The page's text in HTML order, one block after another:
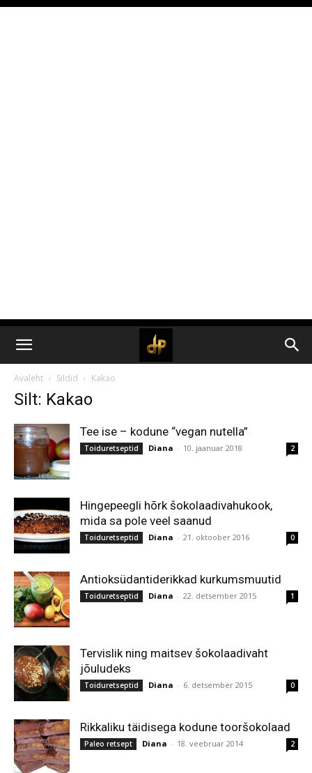
Avaleht Sildid Kakao
Silt: Kakao
Tee ise – kodune “vegan nutella”
Toiduretseptid Diana - 10. jaanuar 2018 2
Hingepeegli hõrk šokolaadivahukook,
mida sa pole veel saanud
Toiduretseptid Diana - 21. oktoober 2016 0
Antioksüdantiderikkad kurkumsmuutid
Toiduretseptid Diana - 22. detsember 2015 1
Tervislik ning maitsev šokolaadivaht
jõuludeks
Toiduretseptid Diana - 6. detsember 2015 0
Rikkaliku täidisega kodune tooršokolaad
Paleo retsept Diana - 18. veebruar 2014 2